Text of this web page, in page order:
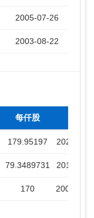
2005-07-26
2003-08-22
每仟股
179.95197 2021-11-
79.3489731 2010-11-
170 2007-10-